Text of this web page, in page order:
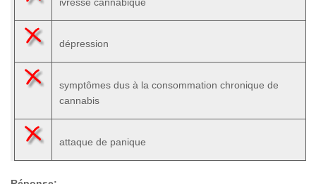
dépression
symptômes dus à la consommation chronique de
cannabis
attaque de panique